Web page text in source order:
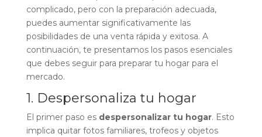
complicado, pero con la preparación adecuada,
puedes aumentar significativamente las
posibilidades de una venta rápida y exitosa. A
continuación, te presentamos los pasos esenciales
que debes seguir para preparar tu hogar para el
mercado.
1. Despersonaliza tu hogar
El primer paso es despersonalizar tu hogar. Esto
implica quitar fotos familiares, trofeos y objetos